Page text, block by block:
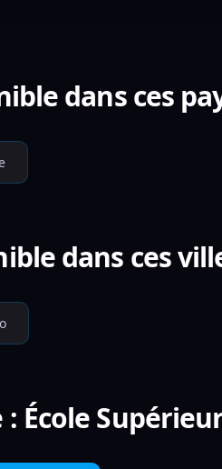
dans ces
dans ces